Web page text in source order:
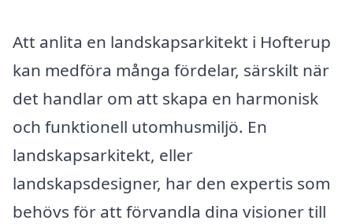
Att anlita en landskapsarkitekt i Hofterup
kan medföra många fördelar, särskilt när
det handlar om att skapa en harmonisk
och funktionell utomhusmiljö. En
landskapsarkitekt, eller
landskapsdesigner, har den expertis som
behövs för att förvandla dina visioner till